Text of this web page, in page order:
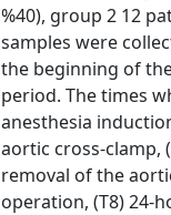
%40), group 2 12
samples were
the beginning of
period. The times
anesthesia
aortic cross-clamp,
removal of the
operation, (T8) 24-